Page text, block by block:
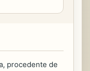
procedente de